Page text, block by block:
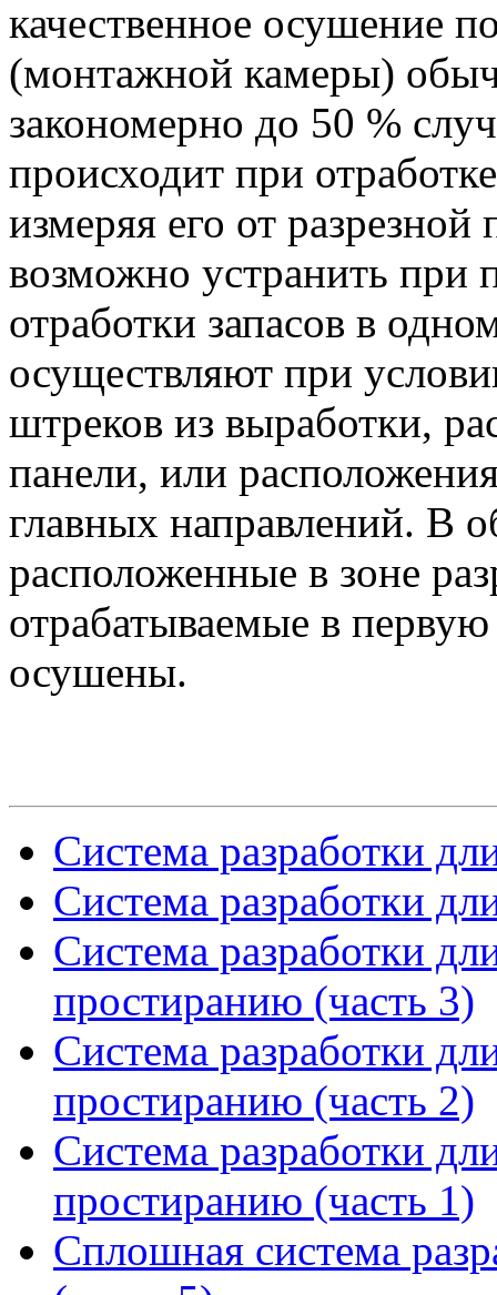
качественное осушение
(монтажной камеры)
закономерно до 50 %
происходит при
измеряя его от разрезной
возможно устранить при
отработки запасов в
осуществляют при
штреков из выработки,
панели, или
главных направлений. В
расположенные в зоне
отрабатываемые в
осушены.
Система разработки
Система разработки
Система разработки
простиранию (часть 3)
Система разработки
простиранию (часть 2)
Система разработки
простиранию (часть 1)
Сплошная система